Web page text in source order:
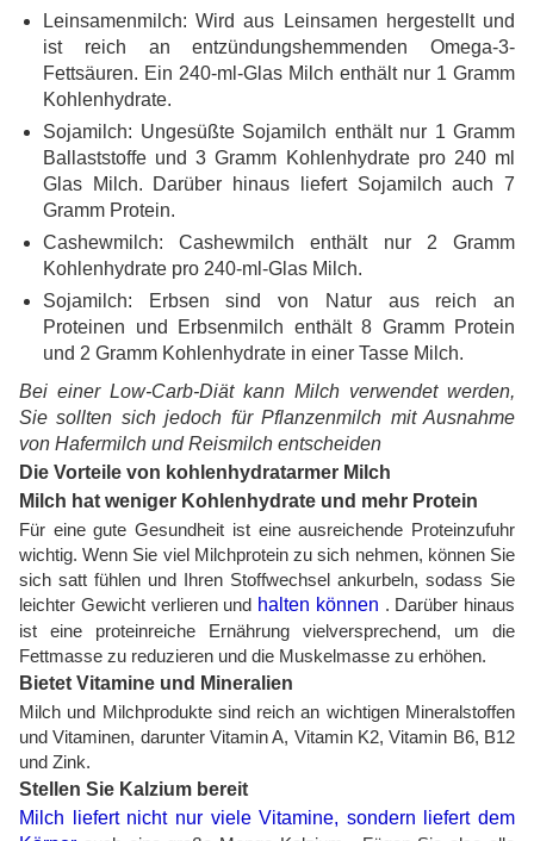
Leinsamenmilch: Wird aus Leinsamen hergestellt und
ist reich an entzündungshemmenden Omega-3-
Fettsäuren. Ein 240-ml-Glas Milch enthält nur 1 Gramm
Kohlenhydrate.
Sojamilch: Ungesüßte Sojamilch enthält nur 1 Gramm
Ballaststoffe und 3 Gramm Kohlenhydrate pro 240 ml
Glas Milch. Darüber hinaus liefert Sojamilch auch 7
Gramm Protein.
Cashewmilch: Cashewmilch enthält nur 2 Gramm
Kohlenhydrate pro 240-ml-Glas Milch.
Sojamilch: Erbsen sind von Natur aus reich an
Proteinen und Erbsenmilch enthält 8 Gramm Protein
und 2 Gramm Kohlenhydrate in einer Tasse Milch.
Bei einer Low-Carb-Diät kann Milch verwendet werden,
Sie sollten sich jedoch für Pflanzenmilch mit Ausnahme
von Hafermilch und Reismilch entscheiden
Die Vorteile von kohlenhydratarmer Milch
Milch hat weniger Kohlenhydrate und mehr Protein
Für eine gute Gesundheit ist eine ausreichende Proteinzufuhr
wichtig. Wenn Sie viel Milchprotein zu sich nehmen, können Sie
sich satt fühlen und Ihren Stoffwechsel ankurbeln, sodass Sie
leichter Gewicht verlieren und halten können . Darüber hinaus
ist eine proteinreiche Ernährung vielversprechend, um die
Fettmasse zu reduzieren und die Muskelmasse zu erhöhen.
Bietet Vitamine und Mineralien
Milch und Milchprodukte sind reich an wichtigen Mineralstoffen
und Vitaminen, darunter Vitamin A, Vitamin K2, Vitamin B6, B12
und Zink.
Stellen Sie Kalzium bereit
Milch liefert nicht nur viele Vitamine, sondern liefert dem